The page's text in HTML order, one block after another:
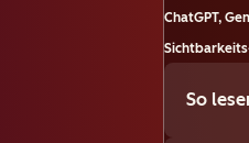
ChatGPT,
So